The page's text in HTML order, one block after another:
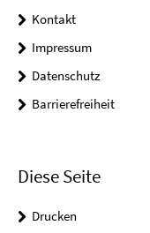
Kontakt
Impressum
Datenschutz
Barrierefreiheit
Diese Seite
Drucken